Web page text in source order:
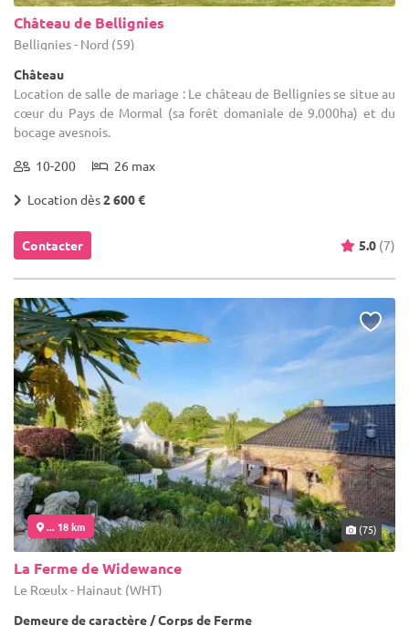
Château de Bellignies
Bellignies - Nord (59)
Château
Location de salle de mariage : Le château de Bellignies se situe au
cœur du Pays de Mormal (sa forêt domaniale de 9.000ha) et du
bocage avesnois.
10-200 26 max
Location dès2 600 €
Contacter 5.0 (7)
... 18 km (75)
La Ferme de Widewance
Le Rœulx - Hainaut (WHT)
Demeure de caractère / Corps de Ferme